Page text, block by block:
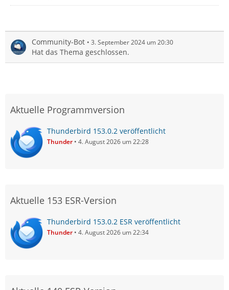
Community-Bot 3. September 2024 um 20:30
Hat das Thema geschlossen.
Aktuelle Programmversion
Thunderbird 153.0.2 veröffentlicht
Thunder 4. August 2026 um 22:28
Aktuelle 153 ESR-Version
Thunderbird 153.0.2 ESR veröffentlicht
Thunder 4. August 2026 um 22:34